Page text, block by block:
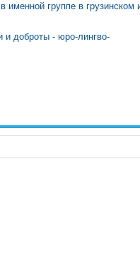
именной группе в грузинском
и доброты - юро-лингво-